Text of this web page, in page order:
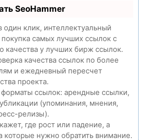
SeoHammer
клик, интеллектуальный
самых лучших ссылок с
качества у лучших бирж ссылок.
качества ссылок по более
и ежедневный пересчет
проекта.
ссылок: арендные ссылки,
(упоминания, мнения,
релизы).
где рост или падение, а
которые нужно обратить внимание.